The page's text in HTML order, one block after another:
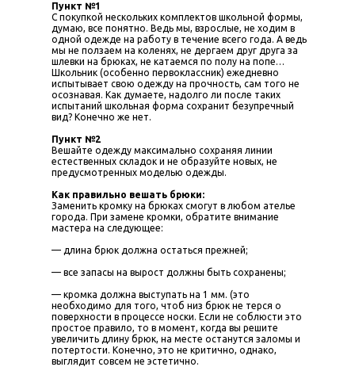
Пункт №1
С покупкой нескольких комплектов школьной формы,
думаю, все понятно. Ведь мы, взрослые, не ходим в
одной одежде на работу в течение всего года. А ведь
мы не ползаем на коленях, не дергаем друг друга за
шлевки на брюках, не катаемся по полу на попе…
Школьник (особенно первоклассник) ежедневно
испытывает свою одежду на прочность, сам того не
осознавая. Как думаете, надолго ли после таких
испытаний школьная форма сохранит безупречный
вид? Конечно же нет.
Пункт №2
Вешайте одежду максимально сохраняя линии
естественных складок и не образуйте новых, не
предусмотренных моделью одежды.
Как правильно вешать брюки:
Заменить кромку на брюках смогут в любом ателье
города. При замене кромки, обратите внимание
мастера на следующее:
— длина брюк должна остаться прежней;
— все запасы на вырост должны быть сохранены;
— кромка должна выступать на 1 мм. (это
необходимо для того, чтоб низ брюк не терся о
поверхности в процессе носки. Если не соблюсти это
простое правило, то в момент, когда вы решите
увеличить длину брюк, на месте останутся заломы и
потертости. Конечно, это не критично, однако,
выглядит совсем не эстетично.